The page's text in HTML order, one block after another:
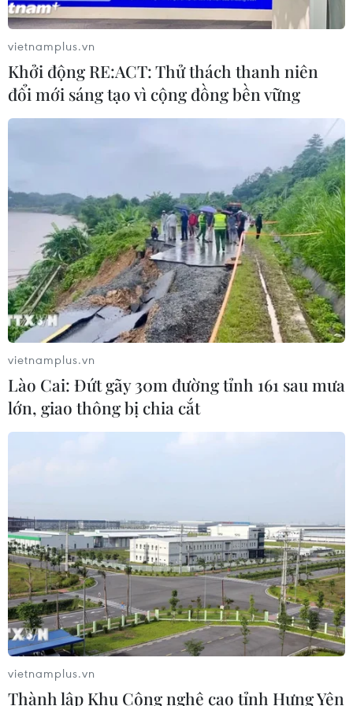
công trên Biển Đen
04/08/2026 05:54
Vì sao Google khiến Mỹ và
EU đối đầu về chủ quyền số?
Máy bay chở khách nội địa đầu tiên
của Nga hoàn tất chuyến bay thử
nghiệm
04/08/2026 01:25
Bí mật sau những chung cư không
niên hạn ở Pháp
04/08/2026 01:03
Ukraine tiếp tục dội UAV vào
Lãnh đạo EU kêu gọi 'hành động
thống nhất' về biên giới
03/08/2026 14:35
Xem thêm
vietnamplus.vn
Khởi động RE:ACT: Thử thách thanh niên
đổi mới sáng tạo vì cộng đồng bền vững
vietnamplus.vn
Lào Cai: Đứt gãy 30m đường tỉnh 161 sau mưa
lớn, giao thông bị chia cắt
vietnamplus.vn
Thành lập Khu Công nghệ cao tỉnh Hưng Yên